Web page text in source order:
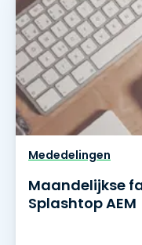
Mededelingen
Maandelijkse
Splashtop AEM